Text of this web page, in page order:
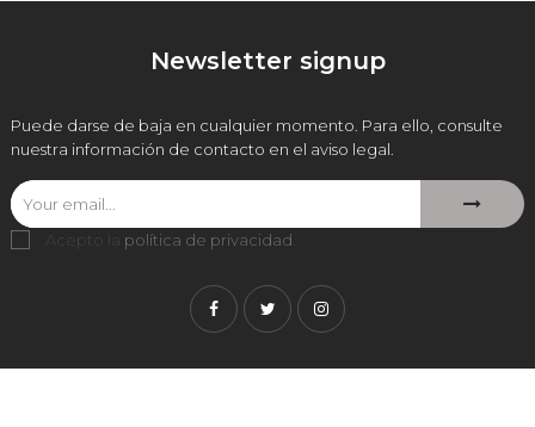
Newsletter signup
Puede darse de baja en cualquier momento. Para ello, consulte
nuestra información de contacto en el aviso legal.
Acepto la política de privacidad
FacebookTwitterInstagram